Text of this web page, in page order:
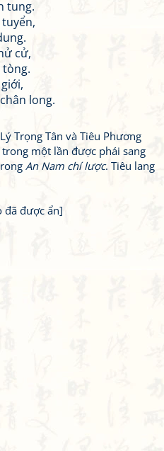
tung.
cử,
tòng.
long.
Trọng Tân và Tiêu Phương
một lần được phái sang
An Nam chí lược. Tiêu lang
đã được ẩn]